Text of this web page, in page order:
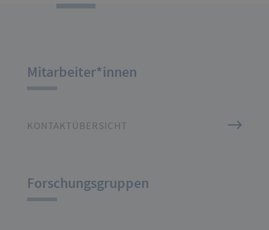
Mitarbeiter*innen
KONTAKTÜBERSICHT
Forschungsgruppen